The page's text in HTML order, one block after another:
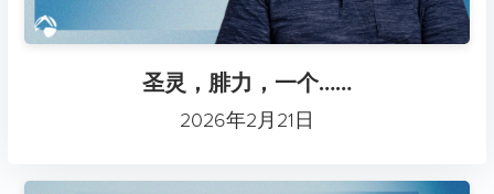
圣灵，腓力，一个……
2026年2月21日